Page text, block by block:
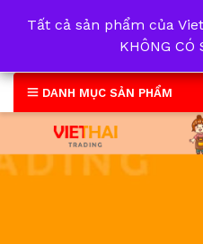
DANH MỤC SẢN PHẨM
Tất cả sản phẩm của
KHÔNG CÓ